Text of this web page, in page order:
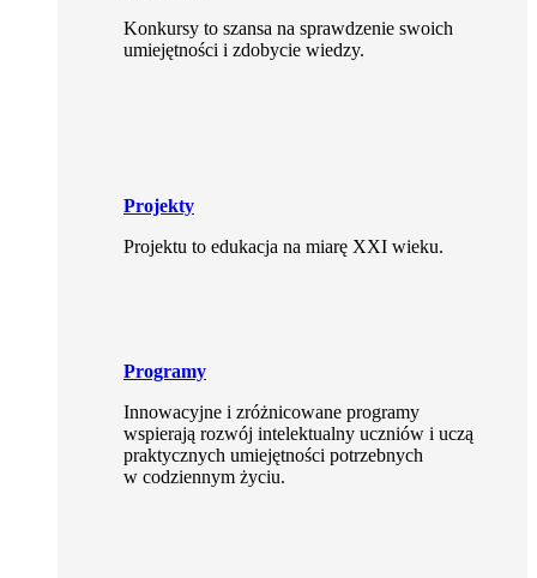
Konkursy to szansa na sprawdzenie swoich
umiejętności i zdobycie wiedzy.
Projekty
Projektu to edukacja na miarę XXI wieku.
Programy
Innowacyjne i zróżnicowane programy
wspierają rozwój intelektualny uczniów i uczą
praktycznych umiejętności potrzebnych
w codziennym życiu.